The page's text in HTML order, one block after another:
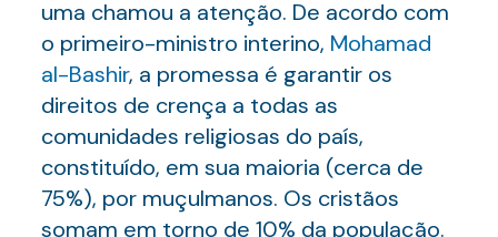
uma chamou a atenção. De acordo com
o primeiro-ministro interino, Mohamad
al-Bashir, a promessa é garantir os
direitos de crença a todas as
comunidades religiosas do país,
constituído, em sua maioria (cerca de
75%), por muçulmanos. Os cristãos
somam em torno de 10% da população.